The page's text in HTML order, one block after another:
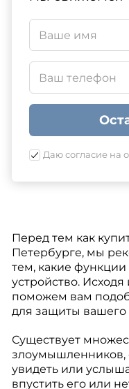
Даю согласие на
Перед тем как
Петербурге, мы
тем, какие функции
устройство.
поможем вам
для защиты
Существует
увидеть или
впустить его или